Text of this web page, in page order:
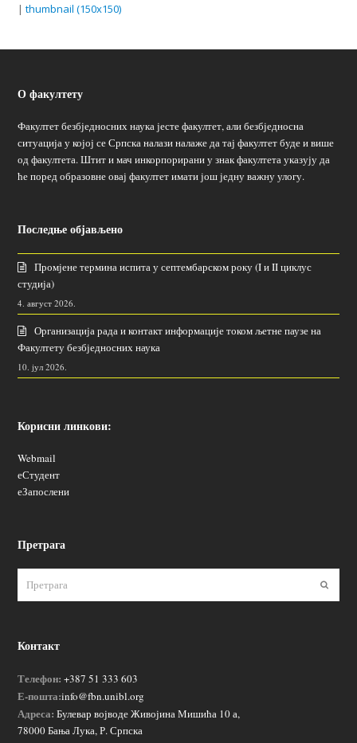
|thumbnail (150x150)
О факултету
Факултет безбједносних наука јесте факултет, али безбједносна
ситуација у којој се Српска налази налаже да тај факултет буде и више
од факултета. Штит и мач инкорпорирани у знак факултета указују да
ће поред образовне овај факултет имати још једну важну улогу.
Последње објављено
Промјене термина испита у септембарском року (I и II циклус
студија)
4. август 2026.
Организација рада и контакт информације током љетне паузе на
Факултету безбједносних наука
10. јул 2026.
Корисни линкови:
Webmail
еСтудент
еЗапослени
Претрага
Контакт
Телефон: +387 51 333 603
Е-пошта:info@fbn.unibl.org
Адреса: Булевар војводе Живојина Мишића 10 а,
78000 Бања Лука, Р. Српска